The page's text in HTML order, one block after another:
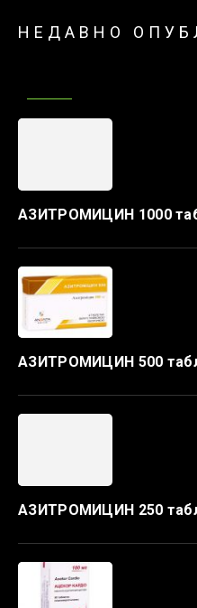
НЕДАВНО
АЗИТРОМИЦИН 1000
АЗИТРОМИЦИН 500
АЗИТРОМИЦИН 250